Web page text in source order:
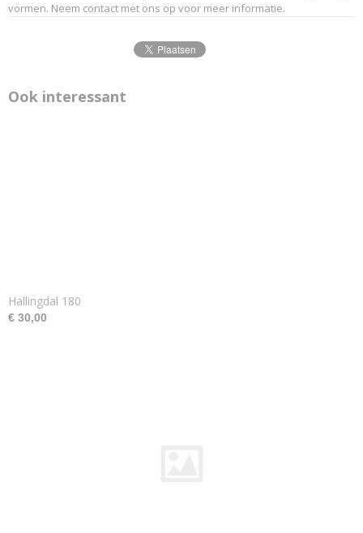
vormen. Neem contact met ons op voor meer informatie.
Ook interessant
Hallingdal 180
€ 30,00